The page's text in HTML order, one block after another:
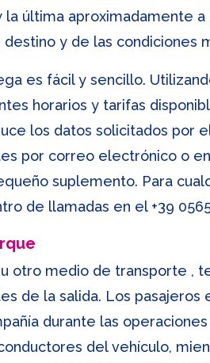
la última aproximadamente
y de las condiciones
es fácil y sencillo.
horarios y tarifas
los datos solicitados por
por correo electrónico o
suplemento. Para
de llamadas en el +39
otro medio de transporte ,
de la salida. Los pasajeros
durante las
del vehículo,